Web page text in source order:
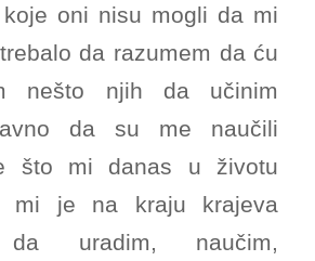
oni nisu mogli da mi
da razumem da ću
nešto njih da učinim
da su me naučili
što mi danas u životu
mi je na kraju krajeva
da uradim, naučim,